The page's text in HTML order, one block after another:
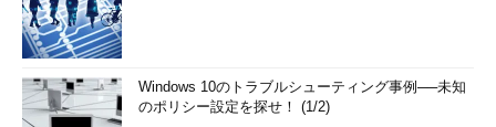
Windows 10のトラブルシューティング事例──未知
のポリシー設定を探せ！ (1/2)